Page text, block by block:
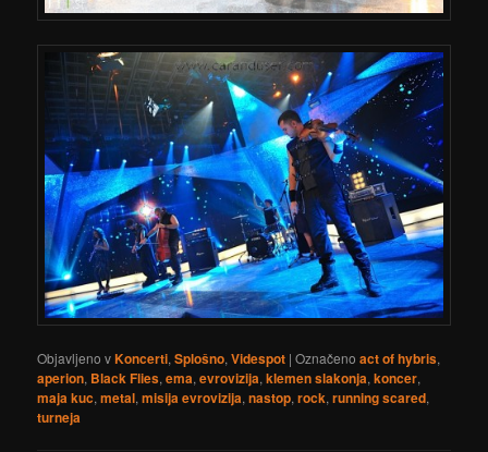
Objavljeno vKoncerti,Splošno,Videspot |Označeno act of hybris,
aperion, Black Flies,ema,evrovizija,klemen slakonja,koncer,
maja kuc,metal,misija evrovizija,nastop,rock,running scared,
turneja